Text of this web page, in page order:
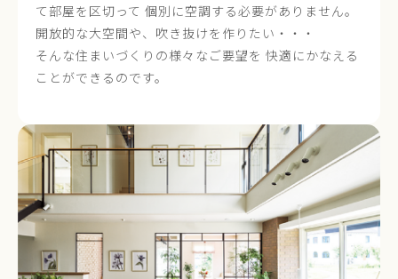
て部屋を区切って 個別に空調する必要がありません。
開放的な大空間や、吹き抜けを作りたい・・・
そんな住まいづくりの様々なご要望を 快適にかなえる
ことができるのです。